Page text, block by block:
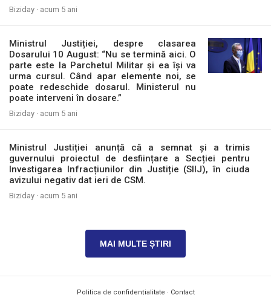
Biziday · acum 5 ani
Ministrul Justiției, despre clasarea
Dosarului 10 August: “Nu se termină aici. O
parte este la Parchetul Militar și ea își va
urma cursul. Când apar elemente noi, se
poate redeschide dosarul. Ministerul nu
poate interveni în dosare.”
Biziday · acum 5 ani
Ministrul Justiției anunță că a semnat și a trimis
guvernului proiectul de desființare a Secției pentru
Investigarea Infracțiunilor din Justiție (SIIJ), în ciuda
avizului negativ dat ieri de CSM.
Biziday · acum 5 ani
MAI MULTE ȘTIRI
Politica de confidențialitate · Contact